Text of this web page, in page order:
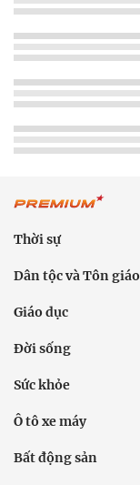
Thời sự
Dân tộc và Tôn giáo
Giáo dục
Đời sống
Sức khỏe
Ô tô xe máy
Bất động sản